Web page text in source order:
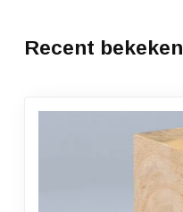
Recent bekeken